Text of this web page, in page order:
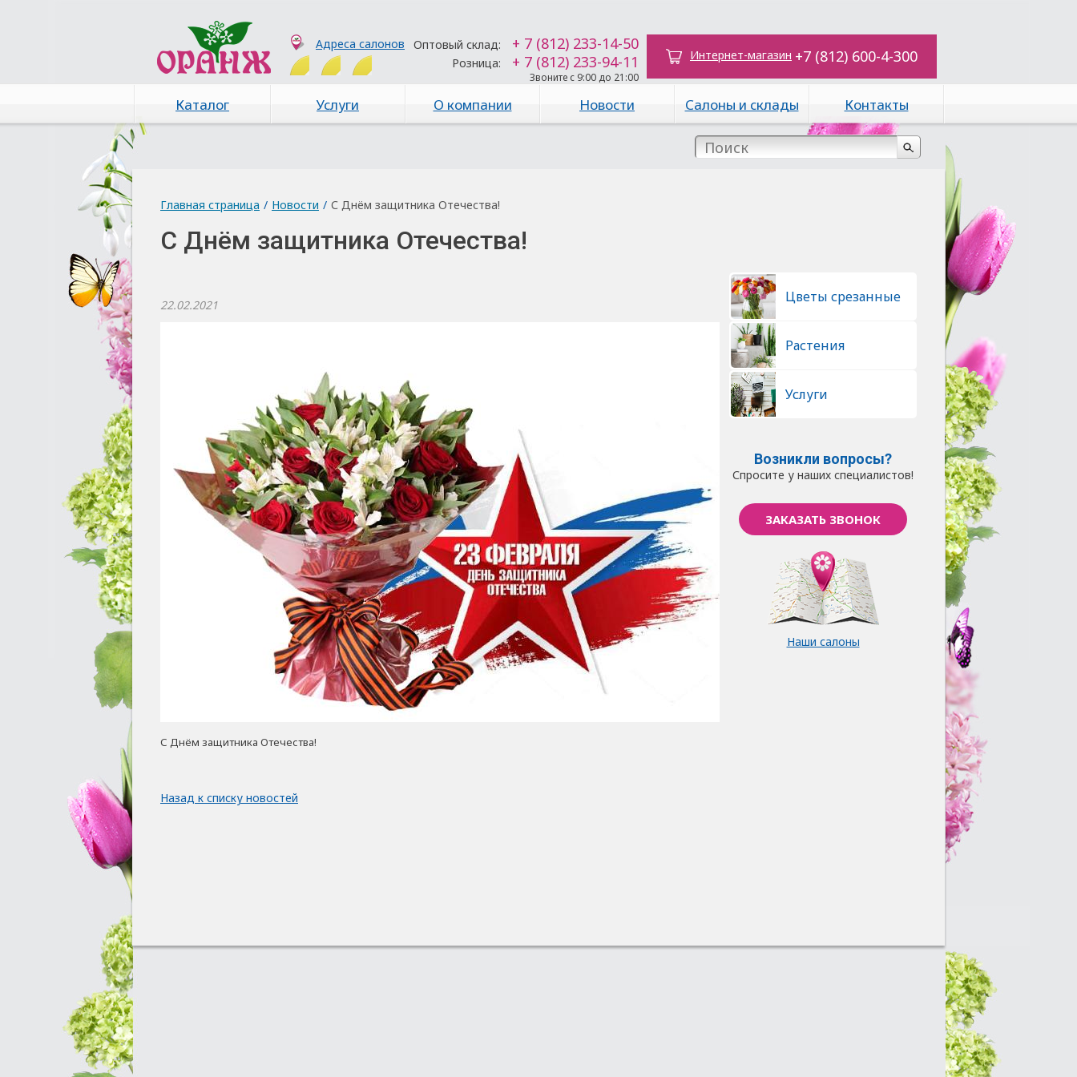
Адреса салонов Оптовый склад: + 7 (812) 233-14-50
Розница: + 7 (812) 233-94-11
Звоните с 9:00 до 21:00
Интернет-магазин +7 (812) 600-4-300
Каталог Услуги О компании Новости Салоны и склады Контакты
Главная страница / Новости / С Днём защитника Отечества!
С Днём защитника Отечества!
22.02.2021
С Днём защитника Отечества!
Назад к списку новостей
Цветы срезанные
Растения
Услуги
Возникли вопросы?
Спросите у наших специалистов!
ЗАКАЗАТЬ ЗВОНОК
Наши салоны